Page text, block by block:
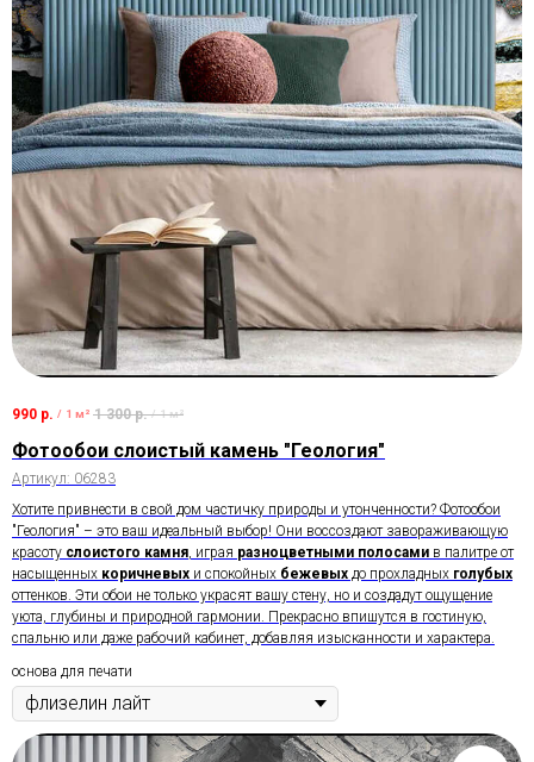
990 р. / 1 м² 1 300 р. / 1 м²
Фотообои слоистый камень "Геология"
Артикул: 06283
Хотите привнести в свой дом частичку природы и утонченности? Фотообои
"Геология" – это ваш идеальный выбор! Они воссоздают завораживающую
красоту слоистого камня, играя разноцветными полосами в палитре от
насыщенных коричневых и спокойных бежевых до прохладных голубых
оттенков. Эти обои не только украсят вашу стену, но и создадут ощущение
уюта, глубины и природной гармонии. Прекрасно впишутся в гостиную,
спальню или даже рабочий кабинет, добавляя изысканности и характера.
основа для печати